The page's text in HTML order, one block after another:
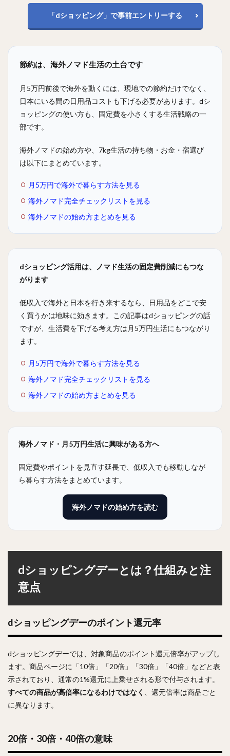
「dショッピング」で事前エントリーする
節約は、海外ノマド生活の土台です
月5万円前後で海外を動くには、現地での節約だけでなく、
日本にいる間の日用品コストも下げる必要があります。dシ
ョッピングの使い方も、固定費を小さくする生活戦略の一
部です。
海外ノマドの始め方や、7kg生活の持ち物・お金・宿選び
は以下にまとめています。
月5万円で海外で暮らす方法を見る
海外ノマド完全チェックリストを見る
海外ノマドの始め方まとめを見る
dショッピング活用は、ノマド生活の固定費削減にもつな
がります
低収入で海外と日本を行き来するなら、日用品をどこで安
く買うかは地味に効きます。この記事はdショッピングの話
ですが、生活費を下げる考え方は月5万円生活にもつながり
ます。
月5万円で海外で暮らす方法を見る
海外ノマド完全チェックリストを見る
海外ノマドの始め方まとめを見る
海外ノマド・月5万円生活に興味がある方へ
固定費やポイントを見直す延長で、低収入でも移動しなが
ら暮らす方法をまとめています。
海外ノマドの始め方を読む
dショッピングデーとは？仕組みと注
意点
dショッピングデーのポイント還元率
dショッピングデーでは、対象商品のポイント還元倍率がアップし
ます。商品ページに「10倍」「20倍」「30倍」「40倍」などと表
示されており、通常の1%還元に上乗せされる形で付与されます。
すべての商品が高倍率になるわけではなく
、還元倍率は商品ごと
に異なります。
20倍・30倍・40倍の意味